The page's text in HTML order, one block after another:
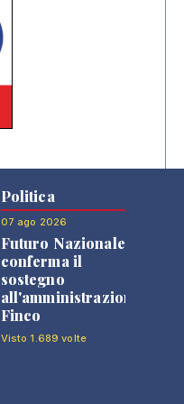
Politica
07 ago 2026
Futuro Nazionale
conferma il
sostegno
all'amministrazione
Finco
Visto 1.689 volte